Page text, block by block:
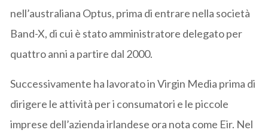
nell’australiana Optus, prima di entrare nella società
Band-X, di cui è stato amministratore delegato per
quattro anni a partire dal 2000.
Successivamente ha lavorato in Virgin Media prima di
dirigere le attività per i consumatori e le piccole
imprese dell’azienda irlandese ora nota come Eir. Nel